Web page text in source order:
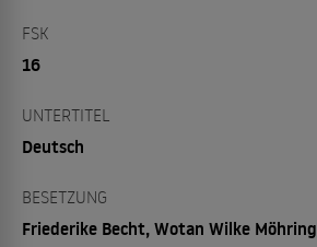
FSK
16
UNTERTITEL
Deutsch
BESETZUNG
Friederike Becht, Wotan Wilke